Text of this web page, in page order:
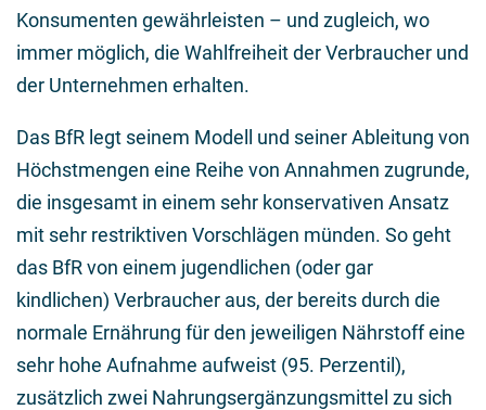
Konsumenten gewährleisten – und zugleich, wo
immer möglich, die Wahlfreiheit der Verbraucher und
der Unternehmen erhalten.
Das BfR legt seinem Modell und seiner Ableitung von
Höchstmengen eine Reihe von Annahmen zugrunde,
die insgesamt in einem sehr konservativen Ansatz
mit sehr restriktiven Vorschlägen münden. So geht
das BfR von einem jugendlichen (oder gar
kindlichen) Verbraucher aus, der bereits durch die
normale Ernährung für den jeweiligen Nährstoff eine
sehr hohe Aufnahme aufweist (95. Perzentil),
zusätzlich zwei Nahrungsergänzungsmittel zu sich